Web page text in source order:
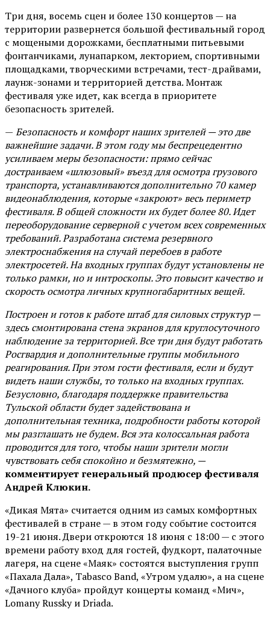
Три дня, восемь сцен и более 130 концертов — на
территории развернется большой фестивальный город
с мощеными дорожками, бесплатными питьевыми
фонтанчиками, лунапарком, лекторием, спортивными
площадками, творческими встречами, тест-драйвами,
лаунж-зонами и территорией детства. Монтаж
фестиваля уже идет, как всегда в приоритете
безопасность зрителей.
— Безопасность и комфорт наших зрителей — это две
важнейшие задачи. В этом году мы беспрецедентно
усиливаем меры безопасности: прямо сейчас
достраиваем «шлюзовый» въезд для осмотра грузового
транспорта, устанавливаются дополнительно 70 камер
видеонаблюдения, которые «закроют» весь периметр
фестиваля. В общей сложности их будет более 80. Идет
переоборудование серверной с учетом всех современных
требований. Разработана система резервного
электроснабжения на случай перебоев в работе
электросетей. На входных группах будут установлены не
только рамки, но и интроскопы. Это повысит качество и
скорость осмотра личных крупногабаритных вещей.
Построен и готов к работе штаб для силовых структур —
здесь смонтирована стена экранов для круглосуточного
наблюдение за территорией. Все три дня будут работать
Росгвардия и дополнительные группы мобильного
реагирования. При этом гости фестиваля, если и будут
видеть наши службы, то только на входных группах.
Безусловно, благодаря поддержке правительства
Тульской области будет задействована и
дополнительная техника, подробности работы которой
мы разглашать не будем. Вся эта колоссальная работа
проводится для того, чтобы наши зрители могли
чувствовать себя спокойно и безмятежно, —
комментирует генеральный продюсер фестиваля
Андрей Клюкин.
«Дикая Мята» считается одним из самых комфортных
фестивалей в стране — в этом году событие состоится
19-21 июня. Двери откроются 18 июня с 18:00 — с этого
времени работу вход для гостей, фудкорт, палаточные
лагеря, на сцене «Маяк» состоятся выступления групп
«Пахала Дала», Tabasco Band, «Утром удалю», а на сцене
«Дачного клуба» пройдут концерты команд «Мич»,
Lomany Russky и Driada.